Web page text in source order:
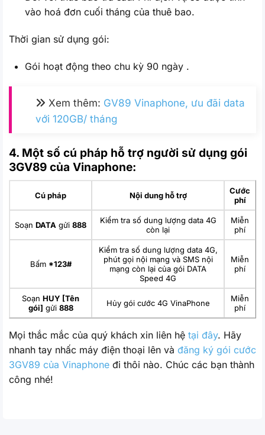
vào hoá đơn cuối tháng của thuê bao.
Thời gian sử dụng gói:
Gói hoạt động theo chu kỳ 90 ngày .
Xem thêm: GV89 Vinaphone, ưu đãi data
với 120GB/ tháng
4. Một số cú pháp hỗ trợ người sử dụng gói
3GV89 của Vinaphone:
Cú pháp Nội dung hỗ trợ
Cước
phí
Soạn DATA gửi 888
Kiểm tra số dung lượng data 4G
còn lại
Miễn
phí
Bấm *123#
Kiểm tra số dung lượng data 4G,
phút gọi nội mạng và SMS nội
mạng còn lại của gói DATA
Speed 4G
Miễn
phí
Soạn HUY [Tên
gói] gửi 888 Hủy gói cước 4G VinaPhone
Miễn
phí
Mọi thắc mắc của quý khách xin liên hệ tại đây. Hãy
nhanh tay nhấc máy điện thoại lên và đăng ký gói cước
3GV89 của Vinaphone đi thôi nào. Chúc các bạn thành
công nhé!